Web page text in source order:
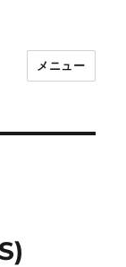
メニュー